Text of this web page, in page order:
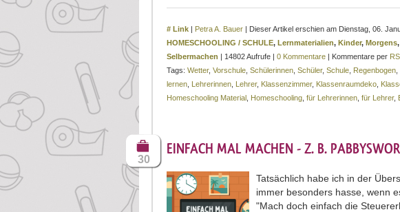
# Link Petra A. Bauer | Dieser Artikel erschien am Dienstag, 06.
HOMESCHOOLING / SCHULE, Lernmaterialien, Kinder, Morgens,
Selbermachen
| 14802 Aufrufe | 0 Kommentare | Kommentare per
Tags: Wetter, Vorschule Schülerinnen Schüler, Schule Regenbogen
lernen
Lehrerinnen Lehrer, Klassenzimmer, Klassenraumdeko
Homeschooling Material
Homeschooling für Lehrerinnen für Lehrer,
30
EINFACH MAL MACHEN - Z. B.
Tatsächlich habe ich in der
immer besonders hasse, wenn
"Mach doch einfach die